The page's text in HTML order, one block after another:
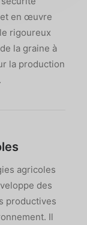
en œuvre
rigoureux
la graine à
la production
agricoles
des
productives
Il